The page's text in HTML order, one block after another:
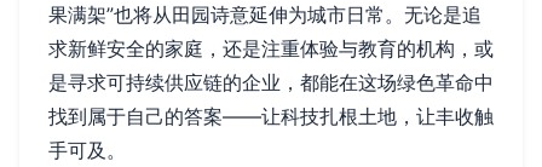
果满架”也将从田园诗意延伸为城市日常。无论是追
求新鲜安全的家庭，还是注重体验与教育的机构，或
是寻求可持续供应链的企业，都能在这场绿色革命中
找到属于自己的答案——让科技扎根土地，让丰收触
手可及。